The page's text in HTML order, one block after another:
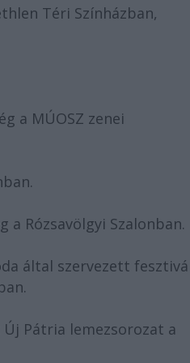
Téri Színházban,
a MÚOSZ zenei
a Rózsavölgyi Szalonban.
által szervezett
Pátria lemezsorozat a